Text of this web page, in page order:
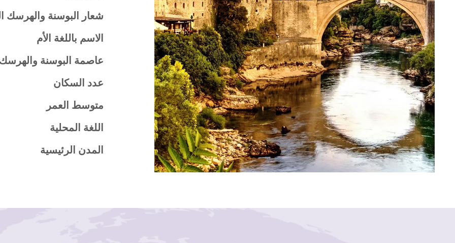
شعار البوسنة والهرسك
الاسم باللغة الأم
عاصمة البوسنة
عدد السكان
متوسط العمر
اللغة المحلية
المدن الرئيسية